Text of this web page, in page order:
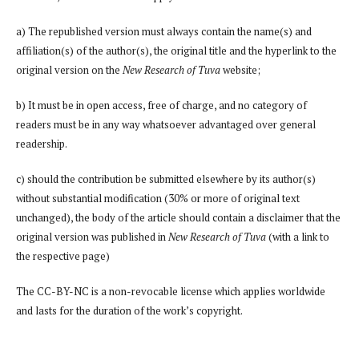
a) The republished version must always contain the name(s) and
affiliation(s) of the author(s), the original title and the hyperlink to the
original version on the New Research of Tuvawebsite;
b) It must be in open access, free of charge, and no category of
readers must be in any way whatsoever advantaged over general
readership.
c) should the contribution be submitted elsewhere by its author(s)
without substantial modification (30% or more of original text
unchanged), the body of the article should contain a disclaimer that the
original version was published inNew Research of Tuva(with a link to
the respective page)
The CC-BY-NC is a non-revocable license which applies worldwide
and lasts for the duration of the work’s copyright.